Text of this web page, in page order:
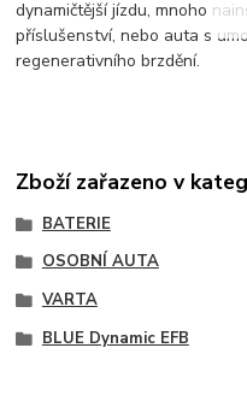
dynamičtější jízdu, mnoho
příslušenství, nebo auta s
regenerativního brzdění.
Zboží zařazeno v
BATERIE
OSOBNÍ AUTA
VARTA
BLUE Dynamic EFB